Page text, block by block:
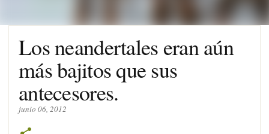
Los neandertales eran aún
más bajitos que sus
antecesores.
junio 06, 2012